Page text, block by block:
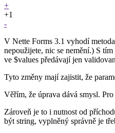
+
+1
-
V Nette Forms 3.1 vyhodí metoda
nepoužijete, nic se nemění.) S
ve $values předávají jen
Tyto změny mají zajistit, že
Věřím, že úprava dává smysl.
Zároveň je to i nutnost od
být string, vyplněný správně je